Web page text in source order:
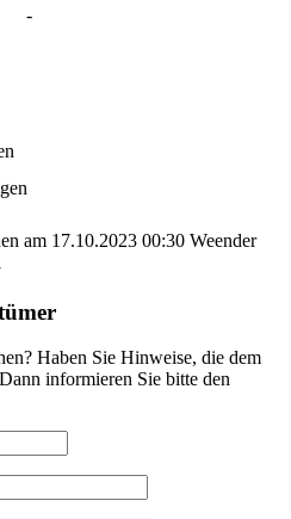
-
am 17.10.2023 00:30 Weender
Haben Sie Hinweise, die dem
informieren Sie bitte den